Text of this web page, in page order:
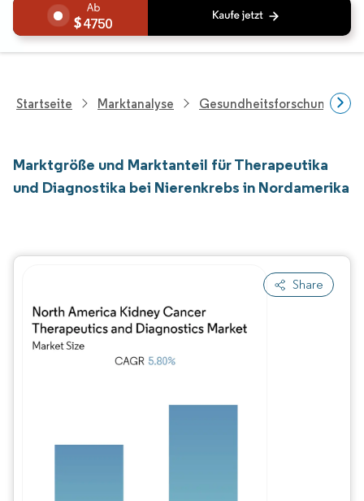
4750
Startseite Marktanalyse Gesundheitsforschung
Marktgröße und Marktanteil für Therapeutika
und Diagnostika bei Nierenkrebs in Nordamerika
Share